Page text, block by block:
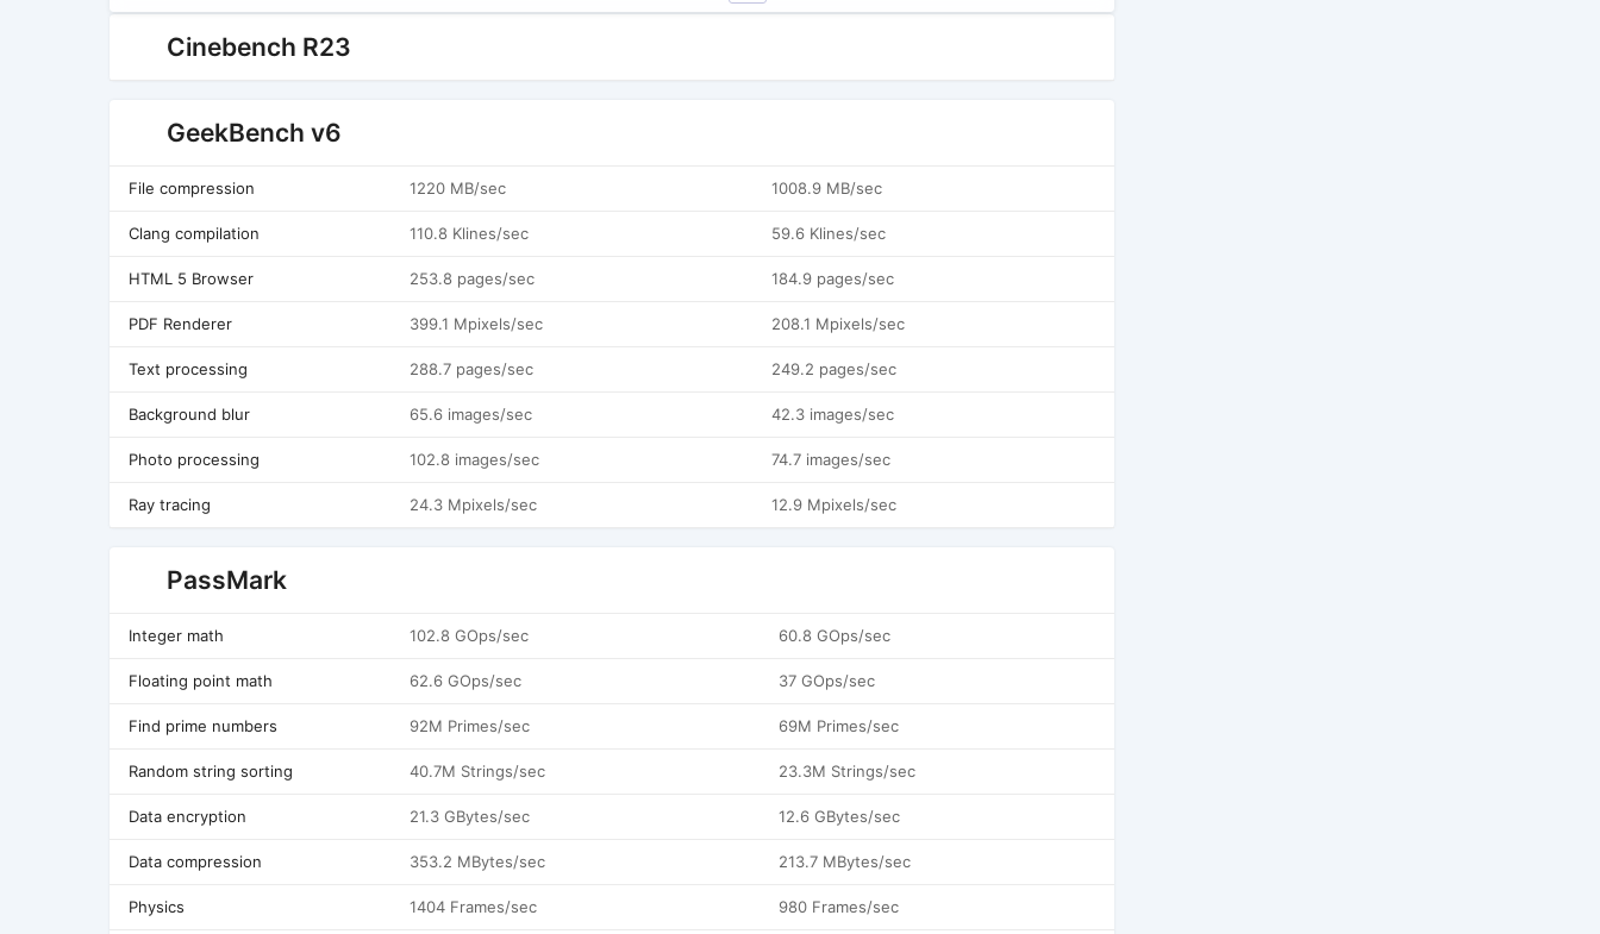
Cinebench R23
GeekBench v6
File compression 1220 MB/sec 1008.9 MB/sec
Clang compilation 110.8 Klines/sec 59.6 Klines/sec
HTML 5 Browser 253.8 pages/sec 184.9 pages/sec
PDF Renderer 399.1 Mpixels/sec 208.1 Mpixels/sec
Text processing 288.7 pages/sec 249.2 pages/sec
Background blur 65.6 images/sec 42.3 images/sec
Photo processing 102.8 images/sec 74.7 images/sec
Ray tracing 24.3 Mpixels/sec 12.9 Mpixels/sec
PassMark
Integer math 102.8 GOps/sec 60.8 GOps/sec
Floating point math 62.6 GOps/sec 37 GOps/sec
Find prime numbers 92M Primes/sec 69M Primes/sec
Random string sorting 40.7M Strings/sec 23.3M Strings/sec
Data encryption 21.3 GBytes/sec 12.6 GBytes/sec
Data compression 353.2 MBytes/sec 213.7 MBytes/sec
Physics 1404 Frames/sec 980 Frames/sec